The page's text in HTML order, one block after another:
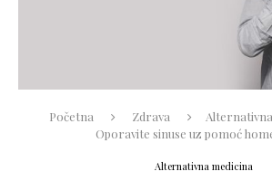
Početna Zdrava
Oporavite sinuse uz pomoć
Alternativna medicina